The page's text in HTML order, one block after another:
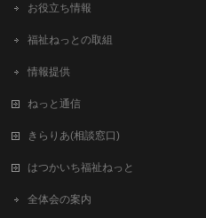
お役立ち情報
福祉ねっとの取組
情報提供
ねっと通信
きらりあ(相談窓口)
はつかいち福祉ねっと
全体会の案内